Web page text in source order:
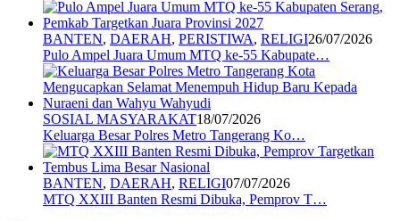
BANTEN, DAERAH, PERISTIWA, RELIGI26/07/2026
Pulo Ampel Juara Umum MTQ ke-55 Kabupate…
SOSIAL MASYARAKAT18/07/2026
Keluarga Besar Polres Metro Tangerang Ko…
BANTEN, DAERAH, RELIGI07/07/2026
MTQ XXIII Banten Resmi Dibuka, Pemprov T…